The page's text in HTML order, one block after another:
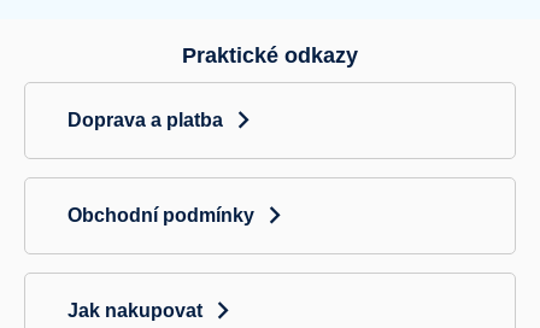
Praktické odkazy
Doprava a platba
Obchodní podmínky
Jak nakupovat